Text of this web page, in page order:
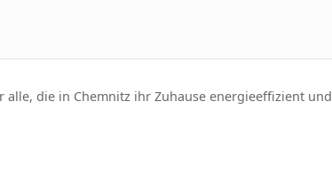
alle, die in Chemnitz ihr Zuhause energieeffizient und